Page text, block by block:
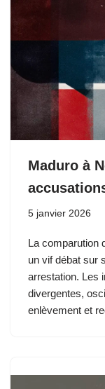
Maduro à
5 janvier 2026
La comparution
un vif débat sur
arrestation. Les
divergentes,
enlèvement et